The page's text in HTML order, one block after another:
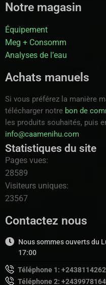
Notre magasin
Équipement
Meg + Consomm
Analyses de l’eau
Achats manuels
Si vous préférez la manière
télécharger notre bon de
les produits souhaités, puis
info@caamenihu.com
Statistiques du site
Pages vues:
28589
Visiteurs uniques:
23567
Contactez nous
Nous sommes ouverts du
17:00
Téléphone 1:
Téléphone 2: